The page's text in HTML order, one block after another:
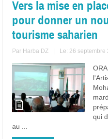
Vers la mise en
pour donner un
tourisme saharien
Par Harba DZ Le: 26 septembre
qui
au ...